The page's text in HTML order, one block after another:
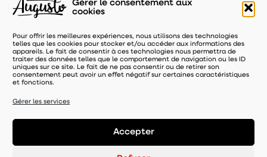
Gérer le consentement aux
cookies
Pour offrir les meilleures expériences, nous utilisons des technologies
telles que les cookies pour stocker et/ou accéder aux informations des
appareils. Le fait de consentir à ces technologies nous permettra de
traiter des données telles que le comportement de navigation ou les ID
uniques sur ce site. Le fait de ne pas consentir ou de retirer son
consentement peut avoir un effet négatif sur certaines caractéristiques
et fonctions.
Gérer les services
Accepter
Mentions légales
-